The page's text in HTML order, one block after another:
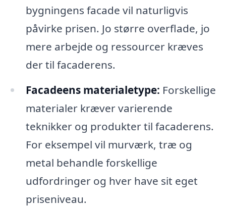
bygningens facade vil naturligvis
påvirke prisen. Jo større overflade, jo
mere arbejde og ressourcer kræves
der til facaderens.
Facadeens materialetype: Forskellige
materialer kræver varierende
teknikker og produkter til facaderens.
For eksempel vil murværk, træ og
metal behandle forskellige
udfordringer og hver have sit eget
priseniveau.